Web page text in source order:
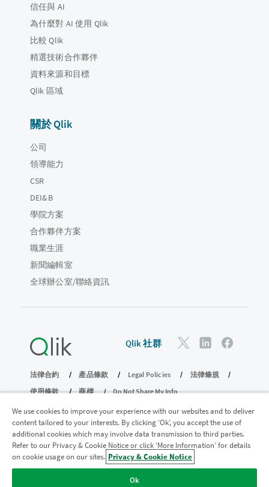
信任與 AI
為什麼對 AI 使用 Qlik
比較 Qlik
精選技術合作夥伴
資料來源和目標
Qlik 區域
關於 Qlik
公司
領導能力
CSR
DEI&B
學院方案
合作夥伴方案
職業生涯
新聞編輯室
全球辦公室/聯絡資訊
Qlik 社群
法律合約 產品條款 Legal Policies
法律條規
使用條款
商標
Do Not Share My Info
© 1993-2026 QlikTech International AB。保留所有權利。
加入分析現代化計畫
透過分析現代化程式進行現代化而不犧牲寶貴的 QlikView 應用
We use cookies to improve your experience with our websites and to deliver
content tailored to your interests. By clicking ‘Ok’, you accept the use of
additional cookies which may involve data transmission to third parties.
Refer to our Privacy & Cookie Notice or click ‘More Information’ for details
on cookie usage on our sites. Privacy & Cookie Notice
Ok